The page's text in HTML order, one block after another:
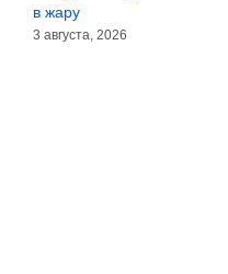
в жару
3 августа, 2026